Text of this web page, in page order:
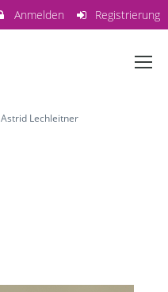
Anmelden Registrierung
Astrid Lechleitner